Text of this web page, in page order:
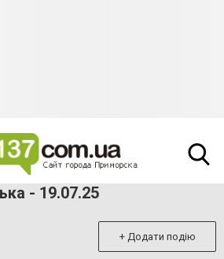
- 19.07.25
+ Додати подію